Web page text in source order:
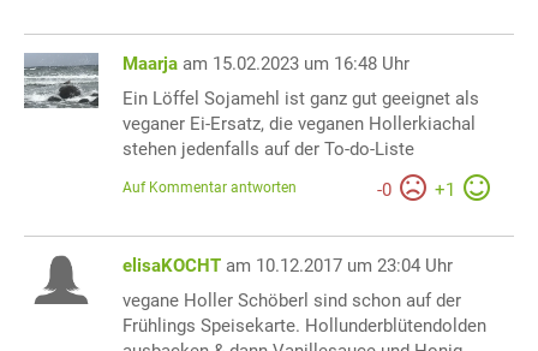
Maarja am 15.02.2023 um 16:48 Uhr
Ein Löffel Sojamehl ist ganz gut geeignet als
veganer Ei-Ersatz, die veganen Hollerkiachal
stehen jedenfalls auf der To-do-Liste
-0 +1
Auf Kommentar antworten
elisaKOCHT am 10.12.2017 um 23:04 Uhr
vegane Holler Schöberl sind schon auf der
Frühlings Speisekarte. Hollunderblütendolden